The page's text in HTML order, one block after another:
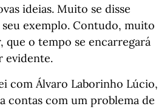
ideias. Muito se disse
seu exemplo. Contudo, muito
que o tempo se encarregará
evidente.
com Álvaro Laborinho Lúcio,
contas com um problema de